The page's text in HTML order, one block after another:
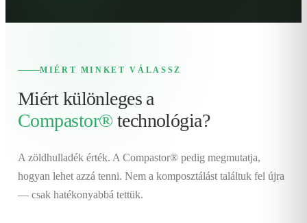
MIÉRT MINKET VÁLASSZ
Miért különleges a
Compastor® technológia?
A zöldhulladék érték. A Compastor® pedig megmutatja,
hogyan lehet azzá tenni. Nem a komposztálást találtuk fel újra
— csak hatékonyabbá tettük.